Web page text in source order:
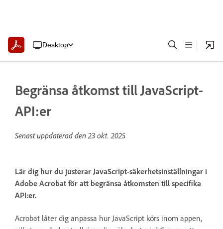
Desktop
Begränsa åtkomst till JavaScript-
API:er
Senast uppdaterad den23 okt. 2025
Lär dig hur du justerar JavaScript-säkerhetsinställningar i
Adobe Acrobat för att begränsa åtkomsten till specifika
API:er.
Acrobat låter dig anpassa hur JavaScript körs inom appen,